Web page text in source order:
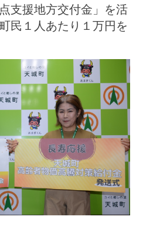
支援地方交付金」を活
民１人あたり１万円を